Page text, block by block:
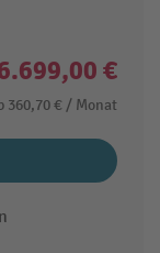
€
360,70 € / Monat